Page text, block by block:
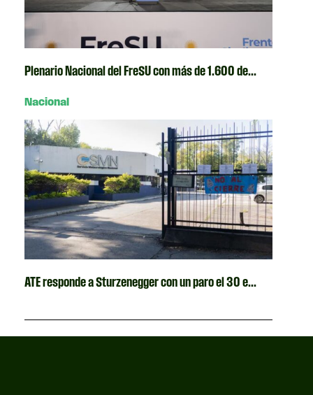
Plenario Nacional del FreSU con más de 1.600 de...
Nacional
ATE responde a Sturzenegger con un paro el 30 e...